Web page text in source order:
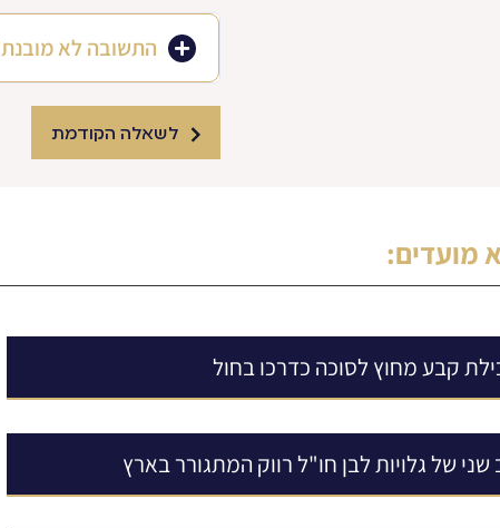
התשובה לא
לשאלה הקודמת
מועדים:
קבע מחוץ לסוכה כדרכו בחול
שני של גלויות לבן חו"ל רווק המתגורר בארץ